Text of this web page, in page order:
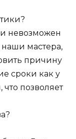
невозможен
мастера,
причину
сроки как у
что позволяет